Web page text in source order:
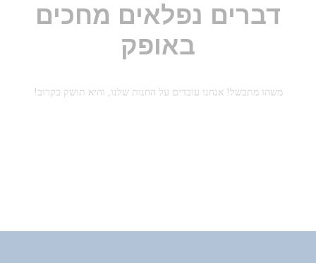
דברים נפלאים מחכים
באופק
משהו מתבשל! אנחנו עובדים על החנות שלנו, והיא תושק בקרוב!